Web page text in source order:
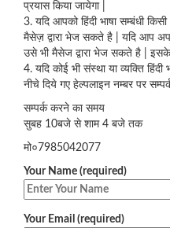
प्रयास किया जायेगा |
3. यदि आपको हिंदी भाषा सम्बंधी
मैसेज़ द्वारा भेज सकते है | यदि आप
उसे भी मैसेज द्वारा भेज सकते है | इसके
4. यदि कोई भी संस्था या व्यक्ति हिंदी
नीचे दिये गए हेल्पलाइन नम्बर पर
सम्पर्क करने का समय
सुबह 10बजे से शाम 4 बजे तक
मो०7985042077
Your Name (required)
Your Email (required)